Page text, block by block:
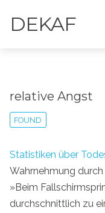
DEKAF
relative Angst
FOUND
Statistiken über
Wahrnehmung
»Beim
durchschnittlich zu